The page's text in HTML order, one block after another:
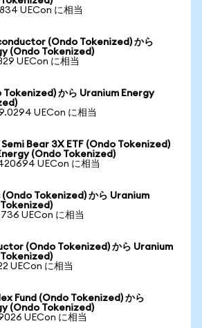
UECon に相当
(Ondo Tokenized) から
(Ondo Tokenized)
UECon に相当
Tokenized) から Uranium Energy
UECon に相当
Bear 3X ETF (Ondo Tokenized)
(Ondo Tokenized)
UECon に相当
Tokenized) から Uranium
UECon に相当
(Ondo Tokenized) から Uranium
UECon に相当
Fund (Ondo Tokenized) から
(Ondo Tokenized)
UECon に相当